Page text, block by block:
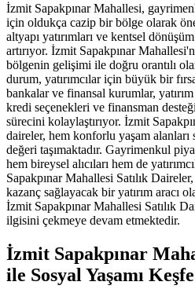
İzmit Sapakpınar Mahallesi,
için oldukça cazip bir bölge olarak
altyapı yatırımları ve kentsel
artırıyor. İzmit Sapakpınar
bölgenin gelişimi ile doğru orantılı
durum, yatırımcılar için büyük bir
bankalar ve finansal kurumlar,
kredi seçenekleri ve finansman
sürecini kolaylaştırıyor. İzmit
daireler, hem konforlu yaşam alanları
değeri taşımaktadır. Gayrimenkul
hem bireysel alıcıları hem de
Sapakpınar Mahallesi Satılık
kazanç sağlayacak bir yatırım aracı
İzmit Sapakpınar Mahallesi Satılık
ilgisini çekmeye devam etmektedir.
İzmit Sapakpınar
ile Sosyal Yaşamı